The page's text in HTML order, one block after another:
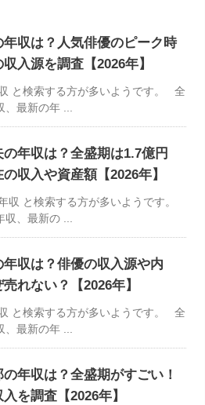
年収は？人気俳優のピーク時
入源を調査【2026年】
と検索する方が多いようです。 全
最新の年 ...
年収は？全盛期は1.7億円
収入や資産額【2026年】
収 と検索する方が多いようです。
、最新の ...
年収は？俳優の収入源や内
れない？【2026年】
と検索する方が多いようです。 全
最新の年 ...
年収は？全盛期がすごい！
を調査【2026年】